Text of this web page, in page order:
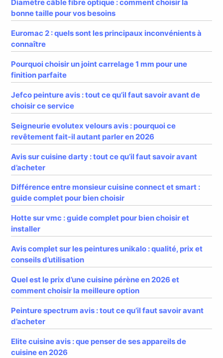
Diamètre câble fibre optique : comment choisir la
bonne taille pour vos besoins
Euromac 2 : quels sont les principaux inconvénients à
connaître
Pourquoi choisir un joint carrelage 1 mm pour une
finition parfaite
Jefco peinture avis : tout ce qu’il faut savoir avant de
choisir ce service
Seigneurie evolutex velours avis : pourquoi ce
revêtement fait-il autant parler en 2026
Avis sur cuisine darty : tout ce qu’il faut savoir avant
d’acheter
Différence entre monsieur cuisine connect et smart :
guide complet pour bien choisir
Hotte sur vmc : guide complet pour bien choisir et
installer
Avis complet sur les peintures unikalo : qualité, prix et
conseils d’utilisation
Quel est le prix d’une cuisine pérène en 2026 et
comment choisir la meilleure option
Peinture spectrum avis : tout ce qu’il faut savoir avant
d’acheter
Elite cuisine avis : que penser de ses appareils de
cuisine en 2026